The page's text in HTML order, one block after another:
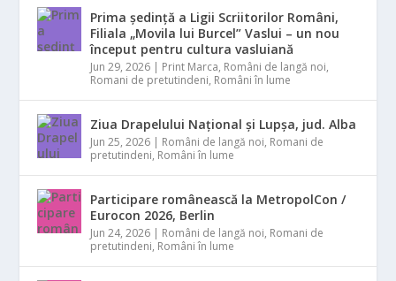
Prima ședință a Ligii Scriitorilor Români,
Filiala „Movila lui Burcel” Vaslui – un nou
început pentru cultura vasluiană
Jun 29, 2026 | Print Marca, Români de langă noi,
Romani de pretutindeni, Români în lume
Ziua Drapelului Național și Lupșa, jud. Alba
Jun 25, 2026 | Români de langă noi, Romani de
pretutindeni, Români în lume
Participare românească la MetropolCon /
Eurocon 2026, Berlin
Jun 24, 2026 | Români de langă noi, Romani de
pretutindeni, Români în lume